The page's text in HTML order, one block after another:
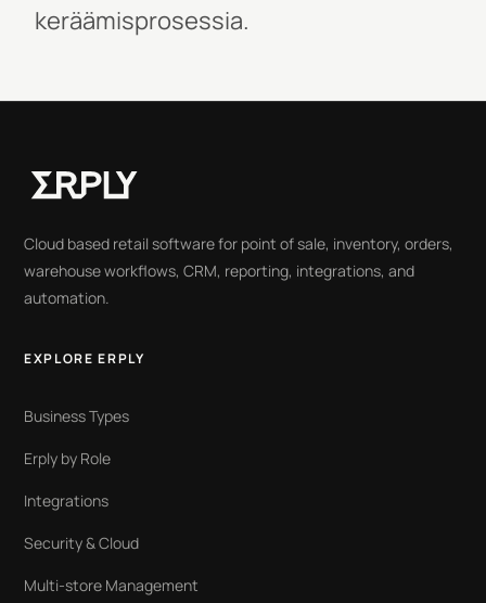
keräämisprosessia.
Cloud based retail software for point of sale, inventory, orders,
warehouse workflows, CRM, reporting, integrations, and
automation.
EXPLORE ERPLY
Business Types
Erply by Role
Integrations
Security & Cloud
Multi-store Management